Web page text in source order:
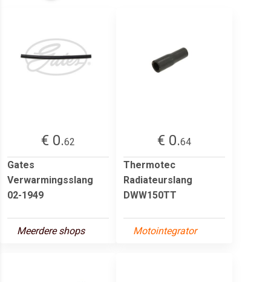
€ 0.62
Gates
Verwarmingsslang
02-1949
Meerdere shops
€ 0.64
Thermotec
Radiateurslang
DWW150TT
Motointegrator